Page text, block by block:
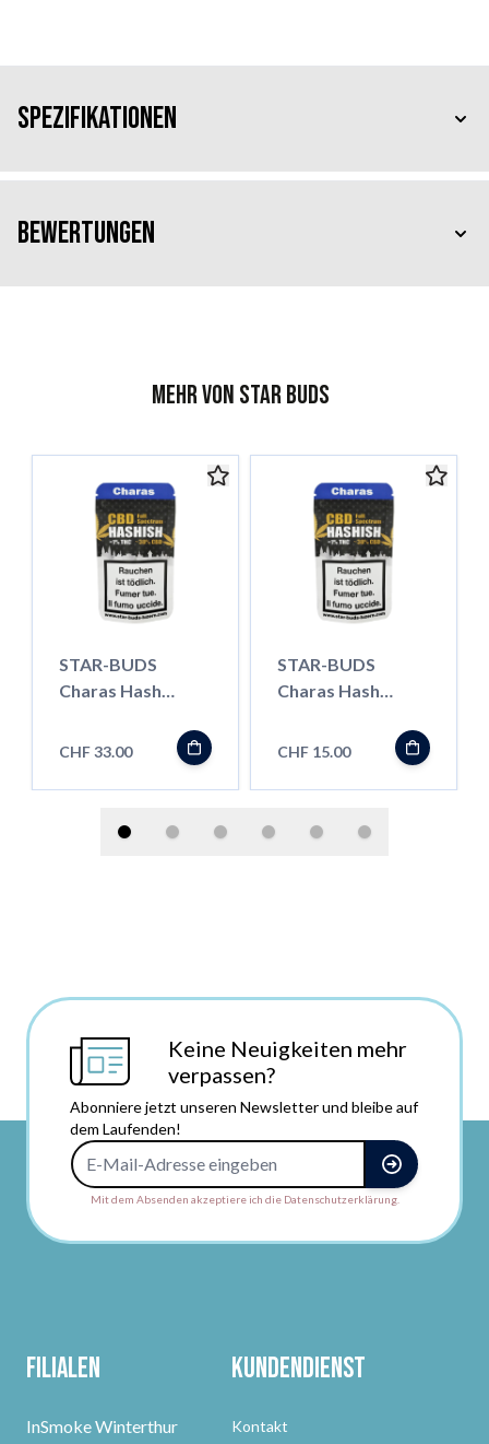
Spezifikationen
Bewertungen
Mehr von Star Buds
STAR-BUDS
Charas Hash
CHF 33.00
STAR-BUDS
Charas Hash
CHF 15.00
Keine Neuigkeiten mehr
verpassen?
Abonniere jetzt unseren Newsletter und bleibe auf
dem Laufenden!
Mit dem Absenden akzeptiere ich die Datenschutzerklärung.
Filialen
InSmoke Winterthur
Kundendienst
Kontakt